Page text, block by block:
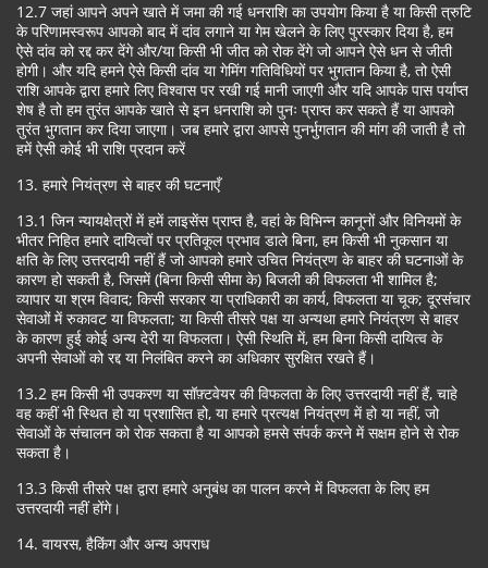
12.7 जहां आपने अपने खाते में जमा की गई धनराशि का उपयोग किया है या किसी त्रुटि
के परिणामस्वरूप आपको बाद में दांव लगाने या गेम खेलने के लिए पुरस्कार दिया है, हम
ऐसे दांव को रद्द कर देंगे और/या किसी भी जीत को रोक देंगे जो आपने ऐसे धन से जीती
होगी। और यदि हमने ऐसे किसी दांव या गेमिंग गतिविधियों पर भुगतान किया है, तो ऐसी
राशि आपके द्वारा हमारे लिए विश्वास पर रखी गई मानी जाएगी और यदि आपके पास पर्याप्त
शेष है तो हम तुरंत आपके खाते से इन धनराशि को पुनः प्राप्त कर सकते हैं या आपको
तुरंत भुगतान कर दिया जाएगा। जब हमारे द्वारा आपसे पुनर्भुगतान की मांग की जाती है तो
हमें ऐसी कोई भी राशि प्रदान करें
13. हमारे नियंत्रण से बाहर की घटनाएँ
13.1 जिन न्यायक्षेत्रों में हमें लाइसेंस प्राप्त है, वहां के विभिन्न कानूनों और विनियमों के
भीतर निहित हमारे दायित्वों पर प्रतिकूल प्रभाव डाले बिना, हम किसी भी नुकसान या
क्षति के लिए उत्तरदायी नहीं हैं जो आपको हमारे उचित नियंत्रण के बाहर की घटनाओं के
कारण हो सकती है, जिसमें (बिना किसी सीमा के) बिजली की विफलता भी शामिल है;
व्यापार या श्रम विवाद; किसी सरकार या प्राधिकारी का कार्य, विफलता या चूक; दूरसंचार
सेवाओं में रुकावट या विफलता; या किसी तीसरे पक्ष या अन्यथा हमारे नियंत्रण से बाहर
के कारण हुई कोई अन्य देरी या विफलता। ऐसी स्थिति में, हम बिना किसी दायित्व के
अपनी सेवाओं को रद्द या निलंबित करने का अधिकार सुरक्षित रखते हैं।
13.2 हम किसी भी उपकरण या सॉफ़्टवेयर की विफलता के लिए उत्तरदायी नहीं हैं, चाहे
वह कहीं भी स्थित हो या प्रशासित हो, या हमारे प्रत्यक्ष नियंत्रण में हो या नहीं, जो
सेवाओं के संचालन को रोक सकता है या आपको हमसे संपर्क करने में सक्षम होने से रोक
सकता है।
13.3 किसी तीसरे पक्ष द्वारा हमारे अनुबंध का पालन करने में विफलता के लिए हम
उत्तरदायी नहीं होंगे।
14. वायरस, हैकिंग और अन्य अपराध